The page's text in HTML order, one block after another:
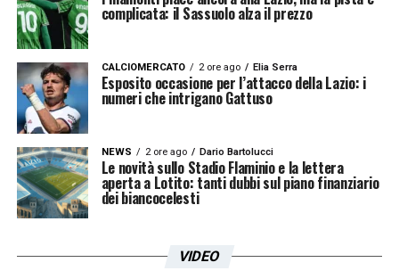
complicata: il Sassuolo alza il prezzo
CALCIOMERCATO 2 ore ago Elia Serra
Esposito occasione per l’attacco della Lazio: i
numeri che intrigano Gattuso
NEWS 2 ore ago Dario Bartolucci
Le novità sullo Stadio Flaminio e la lettera
aperta a Lotito: tanti dubbi sul piano finanziario
dei biancocelesti
VIDEO